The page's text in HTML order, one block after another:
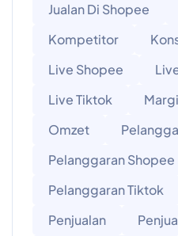
Jualan Di Shopee
Kompetitor
Live Shopee
Live Tiktok
Omzet
Pelanggaran Shopee
Pelanggaran Tiktok
Penjualan